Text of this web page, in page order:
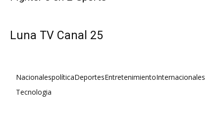
Luna TV Canal 25
NacionalespolíticaDeportesEntretenimientoInternacionales
Tecnologia